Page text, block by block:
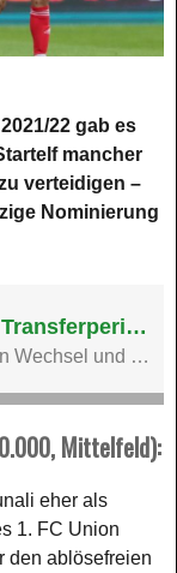
22 gab es
mancher
verteidigen –
Nominierung
, Mittelfeld):
eher als
1. FC Union
den ablösefreien